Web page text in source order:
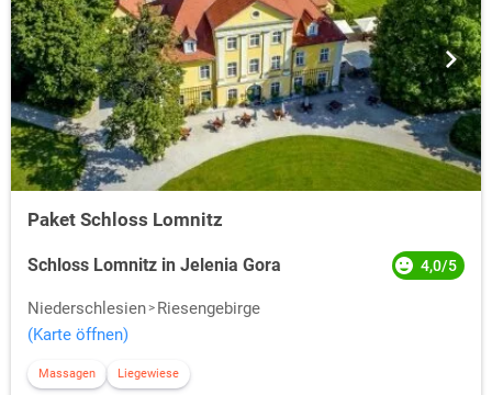
Paket Schloss Lomnitz
Schloss Lomnitz in Jelenia Gora 4,0/5
Niederschlesien
Riesengebirge
(Karte öffnen)
Massagen Liegewiese